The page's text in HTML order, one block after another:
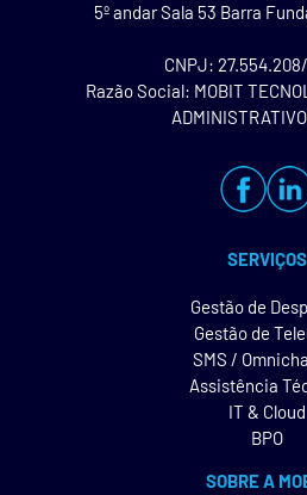
5º andar Sala 53 Barra
CNPJ:
Razão Social: MOBIT
SERVIÇOS
Gestão de
Gestão de
SMS /
Assistência
IT & Cloud
BPO
SOBRE A